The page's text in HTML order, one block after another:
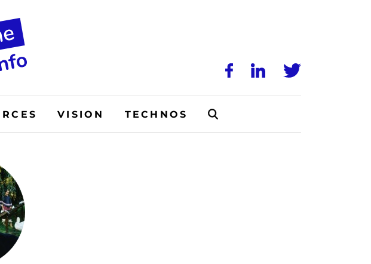
VISION TECHNOS